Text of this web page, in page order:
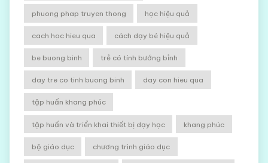
phuong phap truyen thong học hiệu quả
cach hoc hieu qua cách dạy bé hiệu quả
be buong binh trẻ có tính bướng bỉnh
day tre co tinh buong binh day con hieu qua
tập huấn khang phúc
tập huấn và triển khai thiết bị dạy học khang phúc
bộ giáo dục chương trình giáo dục